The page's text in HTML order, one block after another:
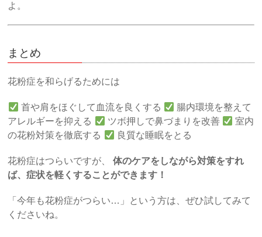
よ。
まとめ
花粉症を和らげるためには
首や肩をほぐして血流を良くする
腸内環境を整えて
アレルギーを抑える
ツボ押しで鼻づまりを改善
室内
の花粉対策を徹底する
良質な睡眠をとる
花粉症はつらいですが、体のケアをしながら対策をすれ
ば、症状を軽くすることができます！
「今年も花粉症がつらい…」という方は、ぜひ試してみて
くださいね。